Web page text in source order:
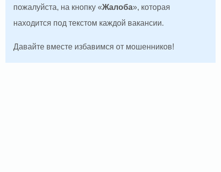
пожалуйста, на кнопку «Жалоба», которая
находится под текстом каждой вакансии.
Давайте вместе избавимся от мошенников!